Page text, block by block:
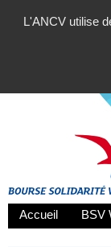
L'ANCV utilise
Accueil BSV